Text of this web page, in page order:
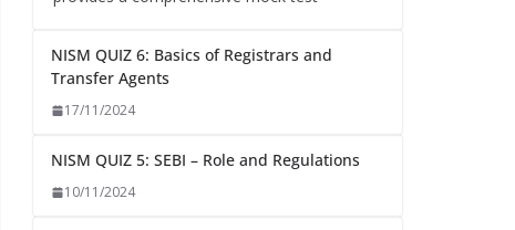
NISM QUIZ 6: Basics of Registrars and
Transfer Agents
17/11/2024
NISM QUIZ 5: SEBI – Role and Regulations
10/11/2024